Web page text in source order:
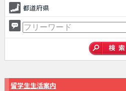
都道府県
留学生生活案内